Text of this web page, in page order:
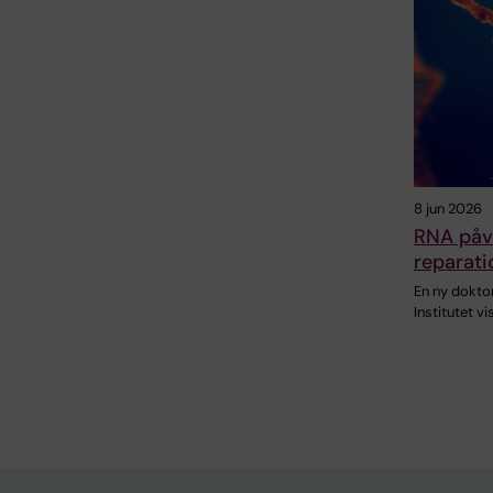
8 jun 2026
RNA
En ny
Institutet